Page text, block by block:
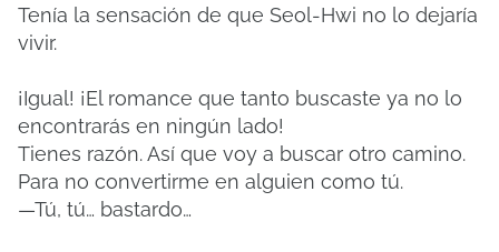
Tenía la sensación de que Seol-Hwi no lo dejaría
vivir.
¡Igual! ¡El romance que tanto buscaste ya no lo
encontrarás en ningún lado!
Tienes razón. Así que voy a buscar otro camino.
Para no convertirme en alguien como tú.
—Tú, tú… bastardo…